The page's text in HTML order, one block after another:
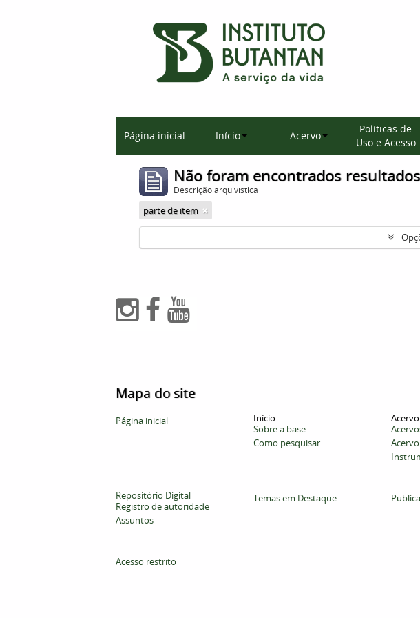
Página inicial Início Acervo
Políticas de
Uso e Acesso
Não foram encontrados resultados
Descrição arquivística
parte de item
Mapa do site
Página inicial
Início
Sobre a base
Como pesquisar
Acervo
Repositório Digital
Registro de autoridade
Assuntos
Temas em Destaque
Acesso restrito